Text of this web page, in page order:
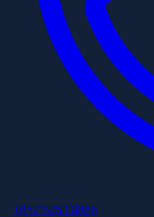
+852 6253 8886